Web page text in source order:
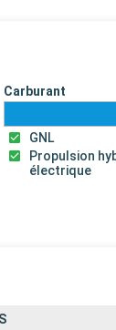
Carburant
GNL
Propulsion
électrique